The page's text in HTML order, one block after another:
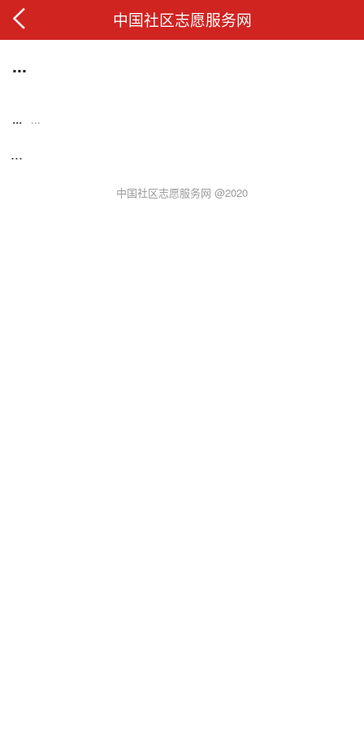
中国社区志愿服务网
...
... ...
...
中国社区志愿服务网 @2020